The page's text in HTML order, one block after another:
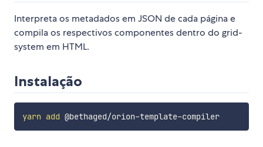
Interpreta os metadados em JSON de cada página e
compila os respectivos componentes dentro do grid-
system em HTML.
Instalação
yarn add @bethaged/orion-template-compiler